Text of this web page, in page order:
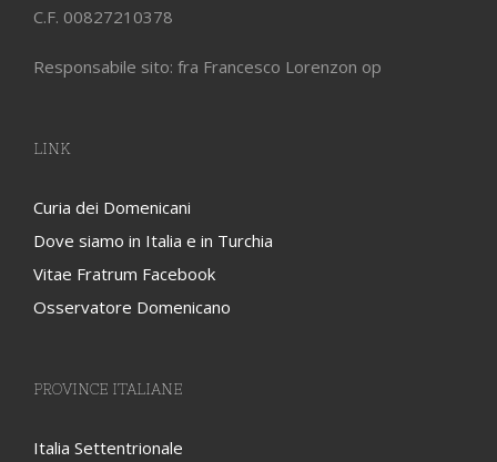
C.F. 00827210378
Responsabile sito: fra Francesco Lorenzon op
LINK
Curia dei Domenicani
Dove siamo in Italia e in Turchia
Vitae Fratrum Facebook
Osservatore Domenicano
PROVINCE ITALIANE
Italia Settentrionale